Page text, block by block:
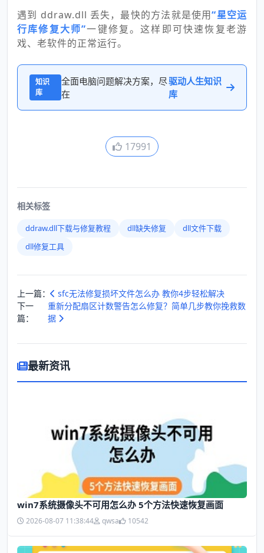
遇到 ddraw.dll 丢失，最快的方法就是使用“星空运
行库修复大师”一键修复。这样即可快速恢复老游
戏、老软件的正常运行。
知识
库
全面电脑问题解决方案，尽
在
驱动人生知识
库
17991
相关标签
ddraw.dll下载与修复教程 dll缺失修复
dll文件下载
dll修复工具
上一篇：
sfc无法修复损坏文件怎么办 教你4步轻松解决
下一
篇：
重新分配扇区计数警告怎么修复？简单几步教你挽救数
据
最新资讯
win7系统摄像头不可用怎么办 5个方法快速恢复画面
2026-08-07 11:38:44 qwsa 10542